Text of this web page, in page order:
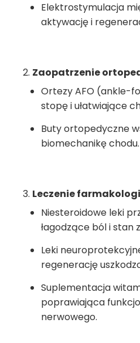
Elektrostymulacja
aktywację i
Zaopatrzenie
Ortezy AFO (ankle-
stopę i ułatwiające
Buty ortopedyczne
biomechanikę chodu.
Leczenie
Niesteroidowe leki
łagodzące ból i stan
Leki
regenerację
Suplementacja
poprawiająca
nerwowego.